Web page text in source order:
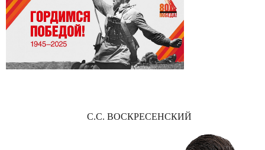
С.С. ВОСКРЕСЕНСКИЙ